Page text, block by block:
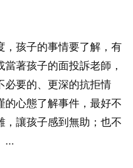
，孩子的事情要了解，有
著孩子的面投訴老師，
必要的、更深的抗拒情
的心態了解事件，最好不
，讓孩子感到無助；也不
...